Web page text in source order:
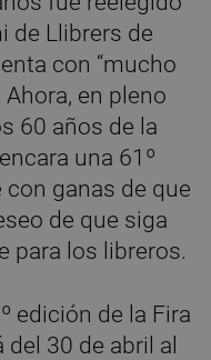
de Llibrers de
con “mucho
en pleno
60 años de la
una 61º
con ganas de que
de que siga
para los libreros.
edición de la Fira
30 de abril al